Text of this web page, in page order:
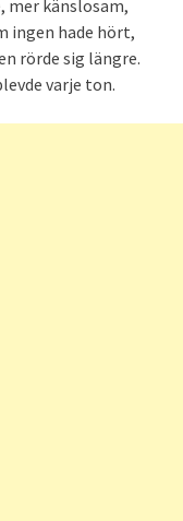
mer känslosam,
ingen hade hört,
rörde sig längre.
varje ton.